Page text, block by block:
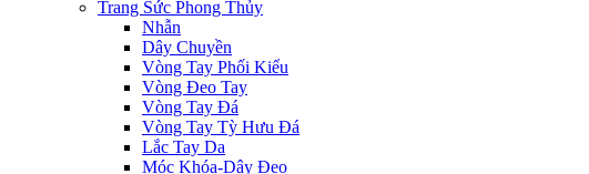
Trang Sức Phong Thủy
Nhẫn
Dây Chuyền
Vòng Tay Phối Kiểu
Vòng Đeo Tay
Vòng Tay Đá
Vòng Tay Tỳ Hưu Đá
Lắc Tay Da
Móc Khóa-Dây Đeo